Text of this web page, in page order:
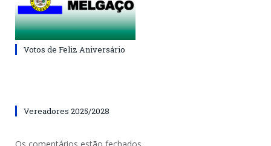
Votos de Feliz Aniversário
Vereadores 2025/2028